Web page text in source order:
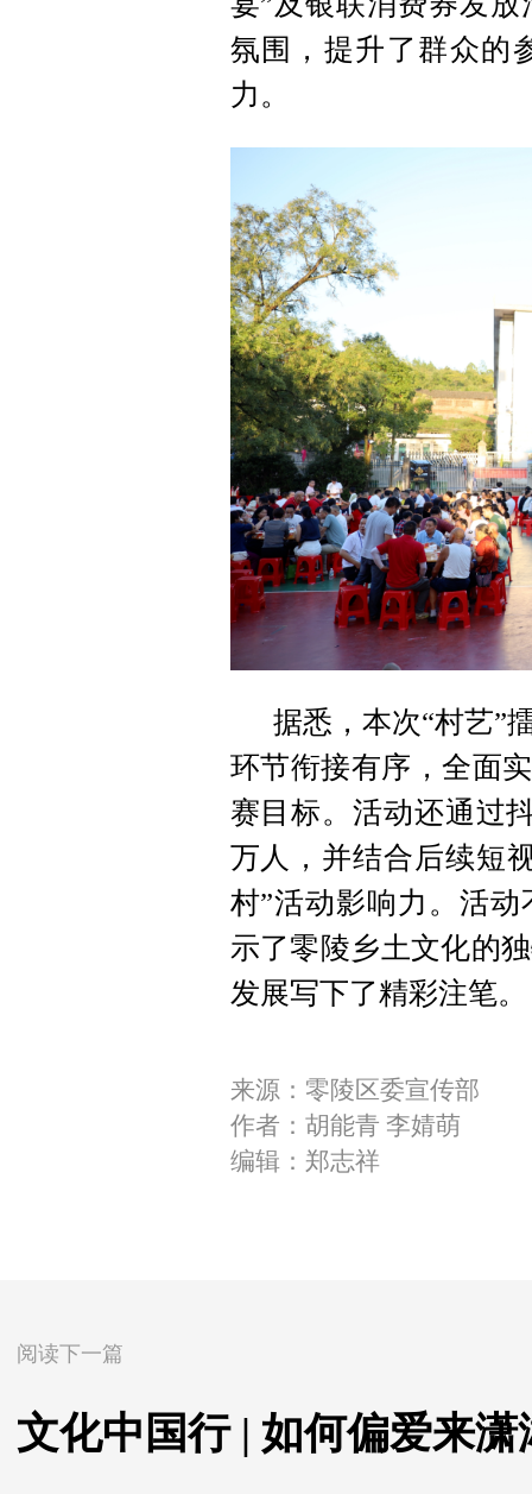
氛围，提升了群众的
力。
据悉，本次“村艺”
环节衔接有序，全面
赛目标。活动还通过
万人，并结合后续短
村”活动影响力。活
示了零陵乡土文化的
发展写下了精彩注笔。
来源：零陵区委宣传部
作者：胡能青 李婧萌
编辑：郑志祥
阅读下一篇
文化中国行 | 如何偏爱来潇